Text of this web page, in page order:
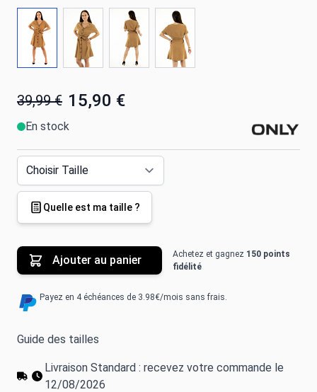
39,99 € 15,90 €
En stock
Quelle est ma taille ?
Ajouter au panier Achetez et gagnez 150 points
fidélité
Payez en 4 échéances de 3.98€/mois sans frais.
Guide des tailles
Livraison Standard : recevez votre commande le
12/08/2026